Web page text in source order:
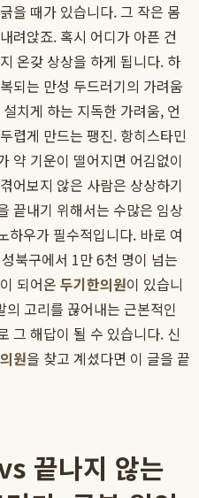
을 때가 있습니다. 그 작은 몸
려앉죠. 혹시 어디가 아픈 건
온갖 상상을 하게 됩니다. 하
되는 만성 두드러기의 가려움
치게 하는 지독한 가려움, 언
렵게 만드는 팽진. 항히스타민
약 기운이 떨어지면 어김없이
어보지 않은 사람은 상상하기
끝내기 위해서는 수많은 임상
하우가 필수적입니다. 바로 여
북구에서 1만 6천 명이 넘는
되어온 두기한의원이 있습니
고리를 끊어내는 근본적인
그 해답이 될 수 있습니다. 신
원을 찾고 계셨다면 이 글을 끝
끝나지 않는